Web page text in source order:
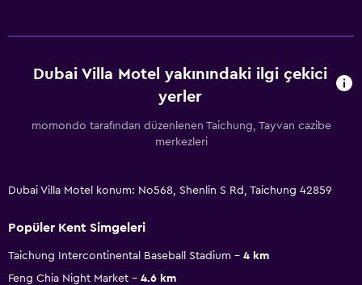
Dubai Villa Motel yakınındaki ilgi çekici
yerler
momondo tarafından düzenlenen Taichung, Tayvan cazibe
merkezleri
Dubai Villa Motel konum: No568, Shenlin S Rd, Taichung 42859
Popüler Kent Simgeleri
Taichung Intercontinental Baseball Stadium
4 km
Feng Chia Night Market
4.6 km